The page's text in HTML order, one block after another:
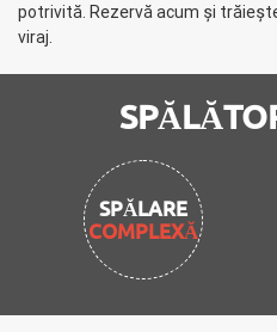
potrivită. Rezervă acum și
viraj.
CURĂȚARE
INTERIORĂ